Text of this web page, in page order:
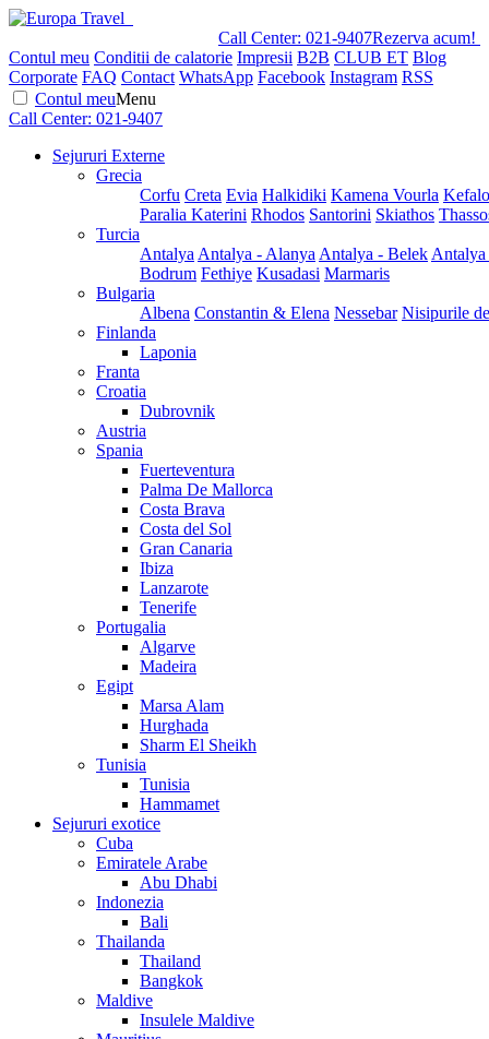
Call Center: 021-9407Rezerva acum!
Contul meu Conditii de calatorie Impresii B2B CLUB ET Blog
Corporate FAQ Contact WhatsApp Facebook Instagram RSS
Contul meuMenu
Call Center: 021-9407
Sejururi Externe
Grecia
Corfu Creta Evia Halkidiki Kamena Vourla
Paralia Katerini Rhodos Santorini Skiathos
Turcia
Antalya Antalya - Alanya Antalya - Belek
Bodrum Fethiye Kusadasi Marmaris
Bulgaria
Albena Constantin & Elena Nessebar Nisipurile
Finlanda
Laponia
Franta
Croatia
Dubrovnik
Austria
Spania
Fuerteventura
Palma De Mallorca
Costa Brava
Costa del Sol
Gran Canaria
Ibiza
Lanzarote
Tenerife
Portugalia
Algarve
Madeira
Egipt
Marsa Alam
Hurghada
Sharm El Sheikh
Tunisia
Tunisia
Hammamet
Sejururi exotice
Cuba
Emiratele Arabe
Abu Dhabi
Indonezia
Bali
Thailanda
Thailand
Bangkok
Maldive
Insulele Maldive